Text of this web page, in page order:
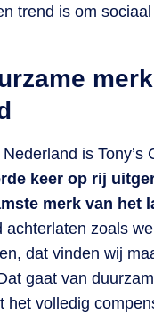
trend is om
is Tony’s
keer op rij
merk van het
achterlaten zoals
dat vinden wij
gaat van
het volledig